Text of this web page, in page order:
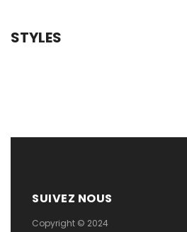
STYLES
SUIVEZ NOUS
Copyright © 2024